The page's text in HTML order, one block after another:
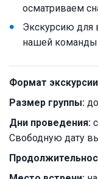
осматриваем
Экскурсию для
нашей команды
Формат
Размер группы:
Дни проведения:
Свободную дату